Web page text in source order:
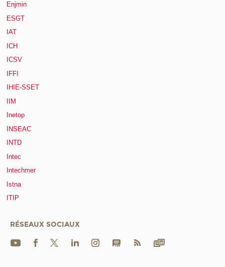
Enjmin
ESGT
IAT
ICH
ICSV
IFFI
IHIE-SSET
IIM
Inetop
INSEAC
INTD
Intec
Intechmer
Istna
ITIP
RÉSEAUX SOCIAUX